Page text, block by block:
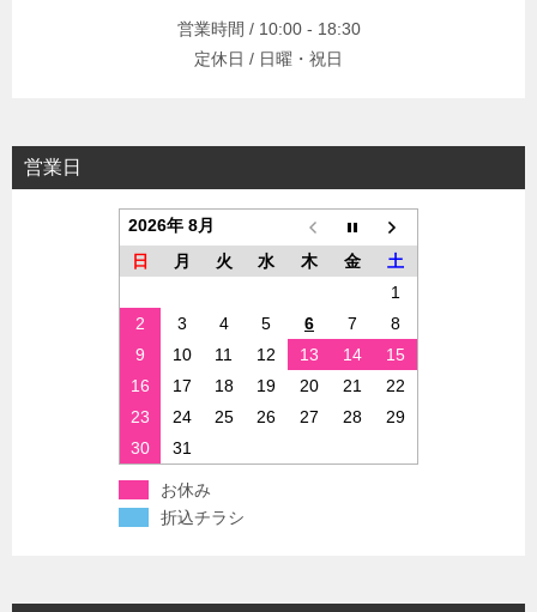
営業時間 / 10:00 - 18:30
定休日 / 日曜・祝日
営業日
2026年 8月
日
月 火 水 木 金
土
1
2
3 4 5 6 7
8
9
10 11 12 13 14
15
16
17 18 19 20 21
22
23
24 25 26 27 28
29
30
31
お休み
折込チラシ